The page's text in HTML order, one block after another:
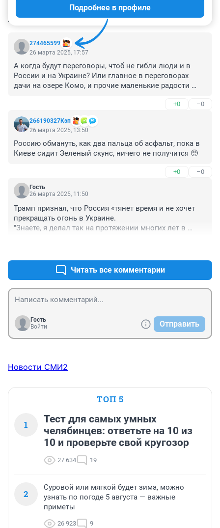
КОММЕНТАРИИ 98
274465599
Подробнее в профиле
26 марта 2025, 17:57
А когда будут переговоры, чтоб не гибли люди и в
России и на Украине? Или главное в переговорах
дачи на озере Комо, и прочие маленькие радости
смертях простых люде только стали еще богаче.
+0 –0
266190327Кэп
26 марта 2025, 13:50
Россию обмануть, как два пальца об асфальт, пока в
Киеве сидит Зеленый скунс, ничего не получится 🥺
+0 –0
Гость
26 марта 2025, 11:50
Трамп признал, что Россия «тянет время и не хочет
прекращать огонь в Украине.
"Знаете, я делал так на протяжении многих лет в
Читать все комментарии
Гость
Войти
Отправить
Новости СМИ2
ТОП 5
1
Тест для самых умных
челябинцев: ответьте на 10 из
10 и проверьте свой кругозор
27 634 19
2
Суровой или мягкой будет зима, можно
узнать по погоде 5 августа — важные
приметы
26 923 9